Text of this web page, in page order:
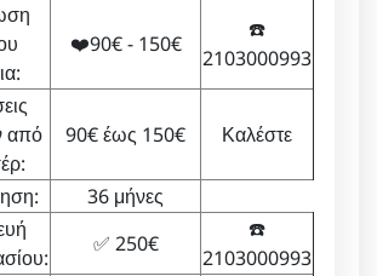
❤️90€ - 150€
☎️
2103000993
από
90€ έως 150€ Καλέστε
36 μήνες
✅ 250€
☎️
2103000993